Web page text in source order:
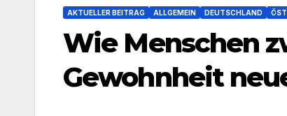
AKTUELLER BEITRAG ALLGEMEIN DEUTSCHLAND
Wie Menschen
Gewohnheit